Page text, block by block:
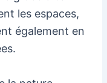
les espaces,
également en